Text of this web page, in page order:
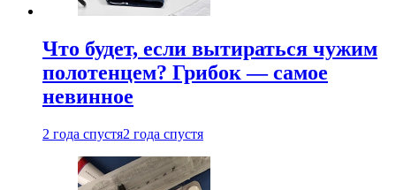
Что будет, если вытираться чужим
полотенцем? Грибок — самое
невинное
2 года спустя2 года спустя